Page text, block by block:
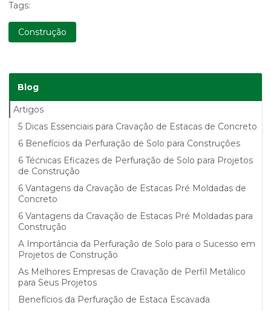
Tags:
Construção
Blog
Artigos
5 Dicas Essenciais para Cravação de Estacas de Concreto
6 Benefícios da Perfuração de Solo para Construções
6 Técnicas Eficazes de Perfuração de Solo para Projetos
de Construção
6 Vantagens da Cravação de Estacas Pré Moldadas de
Concreto
6 Vantagens da Cravação de Estacas Pré Moldadas para
Construção
A Importância da Perfuração de Solo para o Sucesso em
Projetos de Construção
As Melhores Empresas de Cravação de Perfil Metálico
para Seus Projetos
Benefícios da Perfuração de Estaca Escavada